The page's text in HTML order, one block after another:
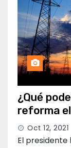
¿Qué
reforma
Oct 12, 2021
El presidente